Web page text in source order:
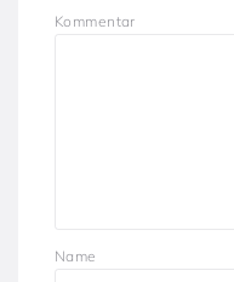
Kommentar
Name